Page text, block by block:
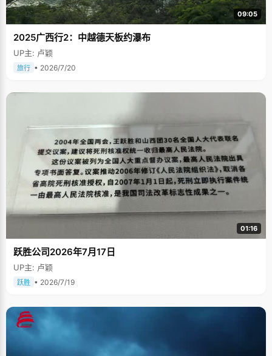
09:05
2025广西行2：中越德天板约瀑布
UP主: 卢颖
旅行 • 2026/7/20
01:16
跃胜公司2026年7月17日
UP主: 卢颖
跃胜 • 2026/7/19